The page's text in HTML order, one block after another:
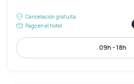
Cancelación gratuita
Pago en el hotel
09h - 18h